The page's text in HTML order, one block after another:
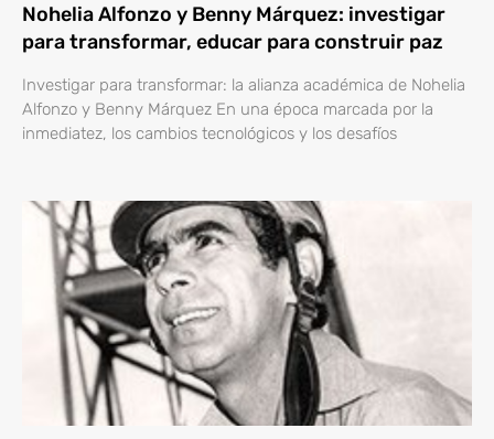
Nohelia Alfonzo y Benny Márquez: investigar
para transformar, educar para construir paz
Investigar para transformar: la alianza académica de Nohelia
Alfonzo y Benny Márquez En una época marcada por la
inmediatez, los cambios tecnológicos y los desafíos